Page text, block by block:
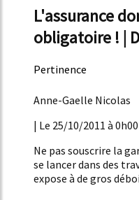
L'assurance
obligatoire ! |
Pertinence
Anne-Gaelle Nicolas
| Le 25/10/2011 à 0h00
Ne pas souscrire la
se lancer dans des
expose à de gros